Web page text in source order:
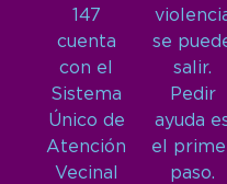
147
cuenta
con el
Sistema
Único de
Atención
Vecinal
se
salir.
Pedir
ayuda
el
paso.